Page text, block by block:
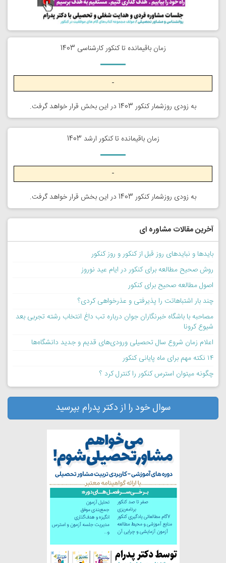
زمان باقیمانده تا کنکور کارشناسی 1403
-
به زودی روزشمار کنکور 1403 در این بخش قرار خواهد گرفت.
زمان باقیمانده تا کنکور ارشد 1403
-
به زودی روزشمار کنکور 1403 در این بخش قرار خواهد گرفت.
آخرین مقالات مشاوره ای
بایدها و نبایدهای روز قبل از کنکور و روز کنکور
روش صحیح مطالعه برای کنکور در ایام عید نوروز
اصول مطالعه صحیح برای کنکور
چند بار اشتباهاتت را پذیرفتی و عذرخواهی کردی؟
مصاحبه با باشگاه خبرنگاران جوان درباره تب داغ انتخاب رشته تجربی بعد
شیوع کرونا
اعلام زمان شروع سال تحصیلی ورودی‌های قدیم و جدید دانشگاه‌ها
۱۴ نکته مهم برای ماه پایانی کنکور
چگونه میتوان استرس کنکور را کنترل کرد ؟
سوال خود را از دکتر پدرام بپرسید